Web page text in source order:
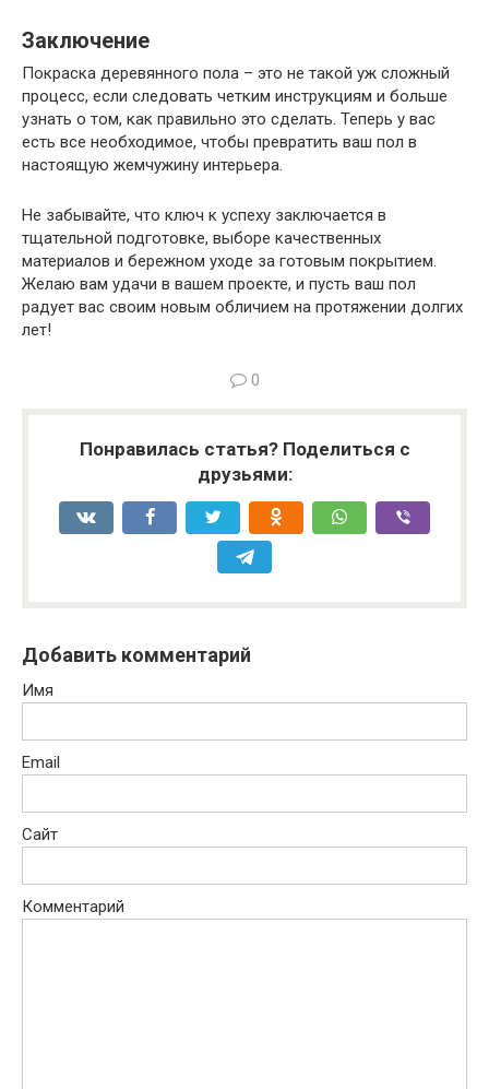
Заключение
Покраска деревянного пола – это не такой уж сложный
процесс, если следовать четким инструкциям и больше
узнать о том, как правильно это сделать. Теперь у вас
есть все необходимое, чтобы превратить ваш пол в
настоящую жемчужину интерьера.
Не забывайте, что ключ к успеху заключается в
тщательной подготовке, выборе качественных
материалов и бережном уходе за готовым покрытием.
Желаю вам удачи в вашем проекте, и пусть ваш пол
радует вас своим новым обличием на протяжении долгих
лет!
0
Понравилась статья? Поделиться с
друзьями:
Добавить комментарий
Имя
Email
Сайт
Комментарий